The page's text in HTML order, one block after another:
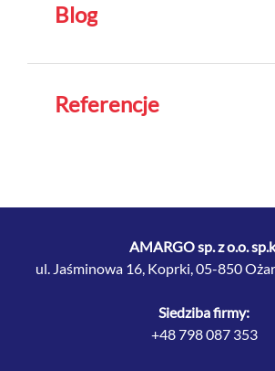
Blog
Referencje
AMARGO sp. z o.o.
ul. Jaśminowa 16, Koprki, 05-850
Siedziba firmy:
+48 798 087 353